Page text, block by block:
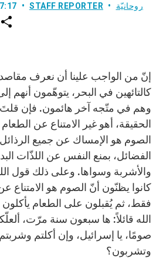
STAFF REPORTER روحانيّة
w
إنّ من الواجب علينا أن نعرف مقاصد
كالتائهين في البحر، يتوهّمون أنهم
وهم في متّجه آخر هائمون. فإن
الحقيقة، أهو غير الامتناع عن
الصوم هو الإمساك عن جميع
الفضائل، بمنع النفس عن اللذّات
والأشربة وسواها. وعلى ذلك قول
كانوا يظنّون أنّ الصوم هو الامتناع
فقط، ثم يُقبلون على الطعام
الله قائلاً: ها سبعون سنة مرّت،
صومًا، يا إسرائيل، وإن أكلتم
وتشربون؟